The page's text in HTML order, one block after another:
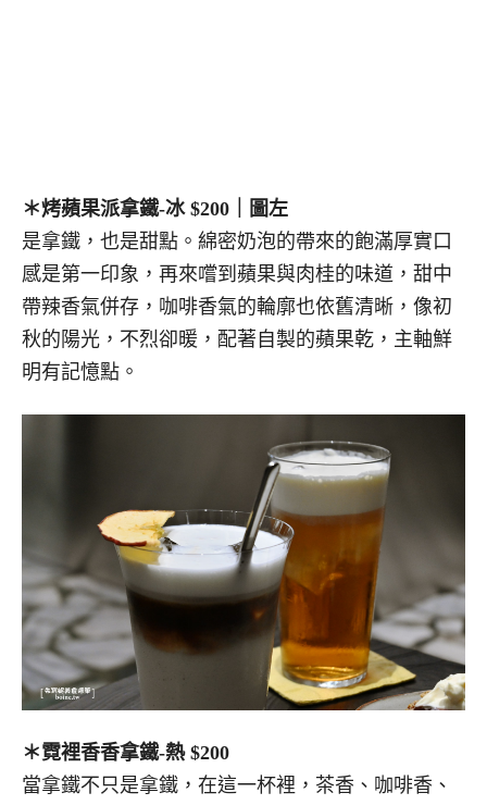
＊烤蘋果派拿鐵-冰 $200｜圖左
是拿鐵，也是甜點。綿密奶泡的帶來的飽滿厚實口
感是第一印象，再來嚐到蘋果與肉桂的味道，甜中
帶辣香氣併存，咖啡香氣的輪廓也依舊清晰，像初
秋的陽光，不烈卻暖，配著自製的蘋果乾，主軸鮮
明有記憶點。
＊霓裡香香拿鐵-熱 $200
當拿鐵不只是拿鐵，在這一杯裡，茶香、咖啡香、